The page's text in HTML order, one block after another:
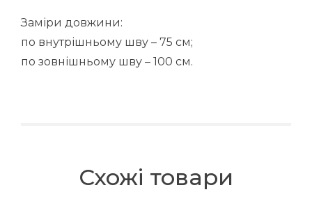
Заміри довжини:
по внутрішньому шву – 75 см;
по зовнішньому шву – 100 см.
Схожі товари